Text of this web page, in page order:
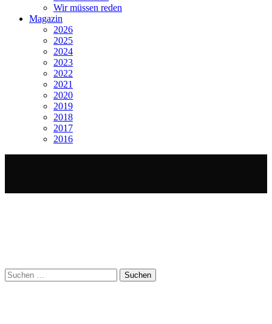
Wir müssen reden
Magazin
2026
2025
2024
2023
2022
2021
2020
2019
2018
2017
2016
Suchen
nach: